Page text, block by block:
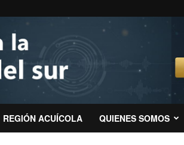
REGIÓN ACUÍCOLA QUIENES SOMOS